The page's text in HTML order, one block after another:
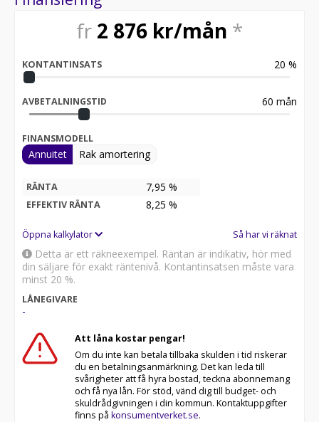
fr 2 876 kr/mån *
KONTANTINSATS 20 %
AVBETALNINGSTID 60 mån
FINANSMODELL
Annuitet Rak amortering
RÄNTA 7,95 %
EFFEKTIV RÄNTA 8,25 %
Öppna kalkylator Så har vi räknat
Detta är ett räkneexempel. Räntan är indikativ, hör med
din säljare för exakt räntenivå. Kontantinsatsen måste vara
minst 20 %.
LÅNEGIVARE
-
Att låna kostar pengar!
Om du inte kan betala tillbaka skulden i tid riskerar
du en betalningsanmärkning. Det kan leda till
svårigheter att få hyra bostad, teckna abonnemang
och få nya lån. För stöd, vänd dig till budget- och
skuldrådgivningen i din kommun. Kontaktuppgifter
finns på konsumentverket.se.